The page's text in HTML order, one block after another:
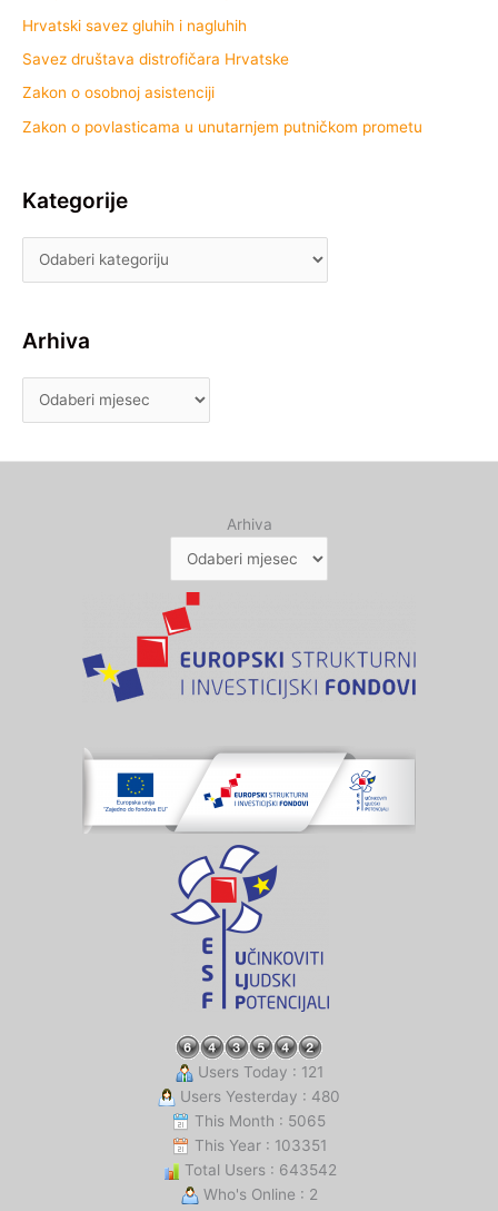
Hrvatski savez gluhih i nagluhih
Savez društava distrofičara Hrvatske
Zakon o osobnoj asistenciji
Zakon o povlasticama u unutarnjem putničkom prometu
Kategorije
Arhiva
Arhiva
Users Today : 121
Users Yesterday : 480
This Month : 5065
This Year : 103351
Total Users : 643542
Who's Online : 2